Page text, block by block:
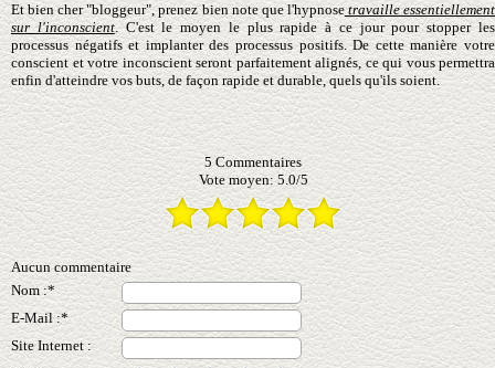
Et bien cher "bloggeur", prenez bien note que l'hypnosetravaille essentiellement
sur l'inconscient. C'est le moyen le plus rapide à ce jour pour stopper les
processus négatifs et implanter des processus positifs. De cette manière votre
conscient et votre inconscient seront parfaitement alignés, ce qui vous permettra
enfin d'atteindre vos buts, de façon rapide et durable, quels qu'ils soient.
5Commentaires
Vote moyen:5.0/5
Aucun commentaire
Nom :*
E-Mail :*
Site Internet :